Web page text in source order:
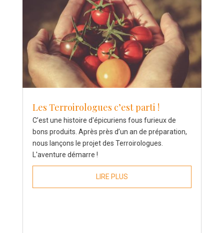
Les Terroirologues c’est parti !
C’est une histoire d'épicuriens fous furieux de
bons produits. Après près d’un an de préparation,
nous lançons le projet des Terroirologues.
L'aventure démarre !
LIRE PLUS